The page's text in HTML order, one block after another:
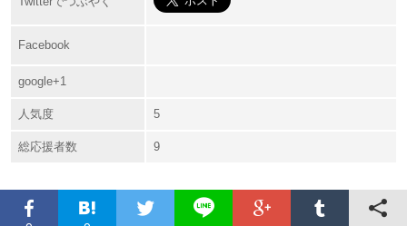
Facebook
google+1
人気度 5
総応援者数 9